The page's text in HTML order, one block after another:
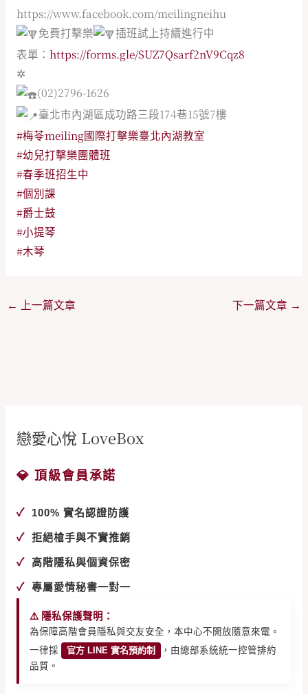
https://www.facebook.com/meilingneihu
免費打擊樂
插班試上持續進行中
表單： https://forms.gle/SUZ7Qsarf2nV9Cqz8
✲
(02)2796-1626
臺北市內湖區成功路三段174巷15號7樓
#梅苓meiling國際打擊樂臺北內湖教室
#幼兒打擊樂團體班
#春季班招生中
#個別課
#爵士鼓
#小提琴
#木琴
← 上一篇文章 下一篇文章 →
戀愛心悅 LoveBox
💎 頂級會員承諾
✓ 100% 實名認證防護
✓ 拒絕槍手與不實推銷
✓ 高階隱私與個資保密
✓ 專屬愛情秘書一對一
⚠️ 隱私保護聲明：
為保障高階會員隱私與交友安全，本中心不開放隨意來電。
一律採
官方 LINE 實名預約制
，由總部系統統一控管排約
品質。